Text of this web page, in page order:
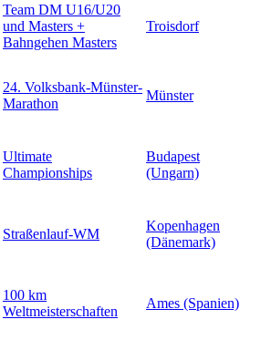
Team DM U16/U20
und Masters +
Bahngehen Masters
Troisdorf
24. Volksbank-Münster-
Marathon
Münster
Ultimate
Championships
Budapest
(Ungarn)
Straßenlauf-WM
Kopenhagen
(Dänemark)
100 km
Weltmeisterschaften
Ames (Spanien)